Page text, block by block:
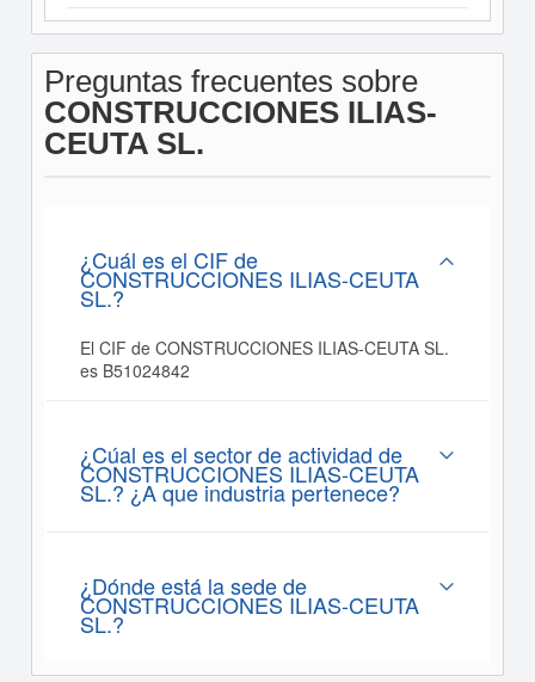
Preguntas frecuentes sobre
CONSTRUCCIONES ILIAS-
CEUTA SL.
¿Cuál es el CIF de
CONSTRUCCIONES ILIAS-CEUTA
SL.?
El CIF de CONSTRUCCIONES ILIAS-CEUTA SL.
es B51024842
¿Cúal es el sector de actividad de
CONSTRUCCIONES ILIAS-CEUTA
SL.? ¿A que industria pertenece?
¿Dónde está la sede de
CONSTRUCCIONES ILIAS-CEUTA
SL.?